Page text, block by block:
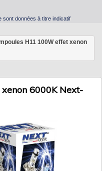
sont données à titre indicatif
H11 100W effet xenon
6000K Next-